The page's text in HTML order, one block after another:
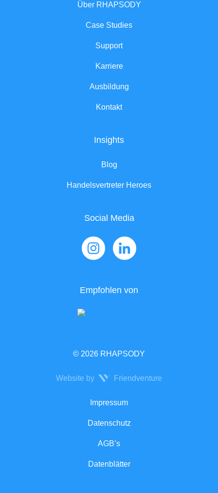
Über RHAPSODY
Case Studies
Support
Karriere
Ausbildung
Kontakt
Insights
Blog
Handelsvertreter Heroes
Social Media
Empfohlen von
© 2026 RHAPSODY
Website by Friendventure
Impressum
Datenschutz
AGB’s
Datenblätter